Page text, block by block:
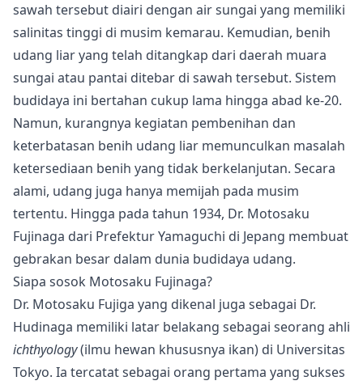
sawah tersebut diairi dengan air sungai yang memiliki
salinitas tinggi di musim kemarau. Kemudian, benih
udang liar yang telah ditangkap dari daerah muara
sungai atau pantai ditebar di sawah tersebut. Sistem
budidaya ini bertahan cukup lama hingga abad ke-20.
Namun, kurangnya kegiatan pembenihan dan
keterbatasan benih udang liar memunculkan masalah
ketersediaan benih yang tidak berkelanjutan. Secara
alami, udang juga hanya memijah pada musim
tertentu. Hingga pada tahun 1934, Dr. Motosaku
Fujinaga dari Prefektur Yamaguchi di Jepang membuat
gebrakan besar dalam dunia budidaya udang.
Siapa sosok Motosaku Fujinaga?
Dr. Motosaku Fujiga yang dikenal juga sebagai Dr.
Hudinaga memiliki latar belakang sebagai seorang ahli
ichthyology(ilmu hewan khususnya ikan) di Universitas
Tokyo. Ia tercatat sebagai orang pertama yang sukses